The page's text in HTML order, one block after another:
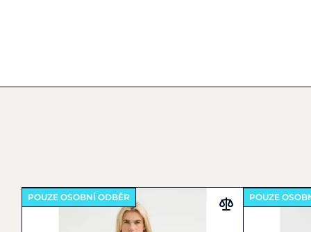
POUZE OSOBNÍ ODBĚR POUZE